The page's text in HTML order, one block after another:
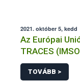
2021. október 5, kedd
Az Európai
TRACES
Egészségügyi
(angolul:
TOVÁBB >